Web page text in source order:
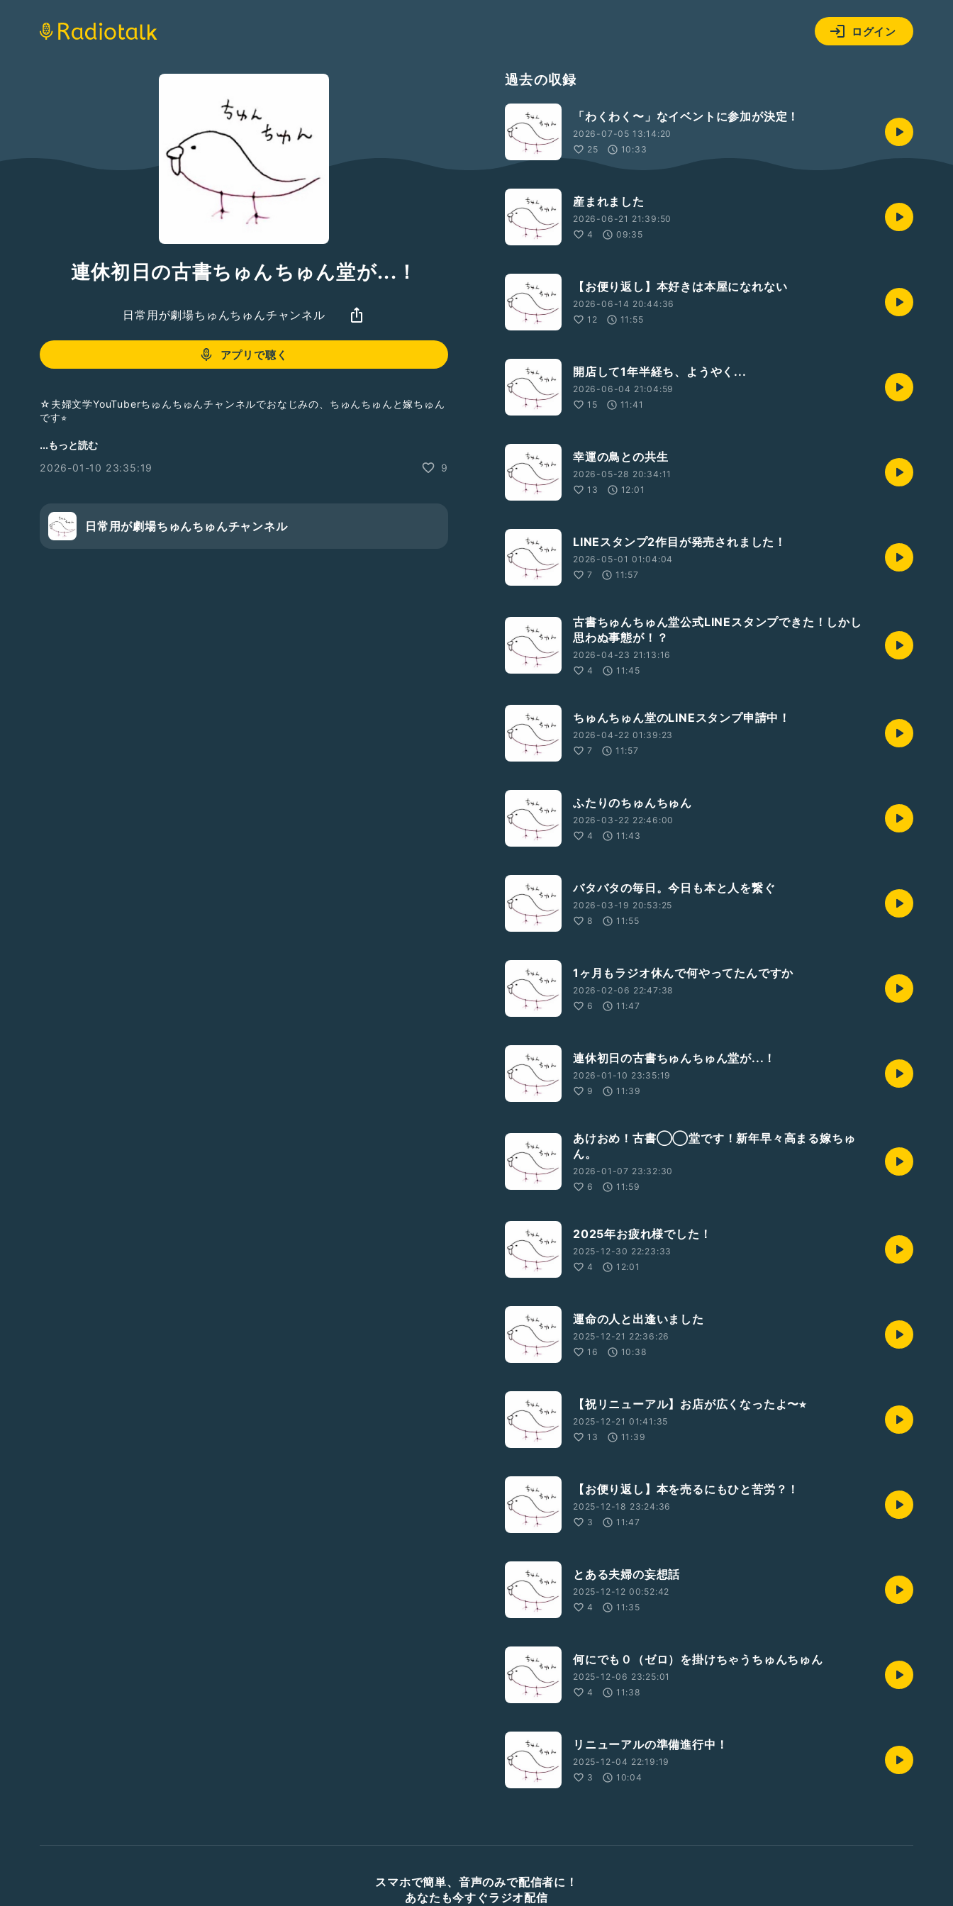
ログイン
連休初日の古書ちゅんちゅん堂が...！
日常用が劇場ちゅんちゅんチャンネル
アプリで聴く
☆夫婦文学YouTuberちゅんちゅんチャンネルでおなじみの、ちゅんちゅんと嫁ちゅん
です⭐︎
#古書ちゅんちゅん堂
#古書
#小説
#夫婦
#2人組
...もっと読む
2026-01-10 23:35:19
9
日常用が劇場ちゅんちゅんチャンネル
過去の収録
「わくわく〜」なイベントに参加が決定！
2026-07-05 13:14:20
25
10:33
産まれました
2026-06-21 21:39:50
4
09:35
【お便り返し】本好きは本屋になれない
2026-06-14 20:44:36
12
11:55
開店して1年半経ち、ようやく...
2026-06-04 21:04:59
15
11:41
幸運の鳥との共生
2026-05-28 20:34:11
13
12:01
LINEスタンプ2作目が発売されました！
2026-05-01 01:04:04
7
11:57
古書ちゅんちゅん堂公式LINEスタンプできた！しかし
思わぬ事態が！？
2026-04-23 21:13:16
4
11:45
ちゅんちゅん堂のLINEスタンプ申請中！
2026-04-22 01:39:23
7
11:57
ふたりのちゅんちゅん
2026-03-22 22:46:00
4
11:43
バタバタの毎日。今日も本と人を繋ぐ
2026-03-19 20:53:25
8
11:55
1ヶ月もラジオ休んで何やってたんですか
2026-02-06 22:47:38
6
11:47
連休初日の古書ちゅんちゅん堂が...！
2026-01-10 23:35:19
9
11:39
あけおめ！古書◯◯堂です！新年早々高まる嫁ちゅ
ん。
2026-01-07 23:32:30
6
11:59
2025年お疲れ様でした！
2025-12-30 22:23:33
4
12:01
運命の人と出逢いました
2025-12-21 22:36:26
16
10:38
【祝リニューアル】お店が広くなったよ〜⭐︎
2025-12-21 01:41:35
13
11:39
【お便り返し】本を売るにもひと苦労？！
2025-12-18 23:24:36
3
11:47
とある夫婦の妄想話
2025-12-12 00:52:42
4
11:35
何にでも０（ゼロ）を掛けちゃうちゅんちゅん
2025-12-06 23:25:01
4
11:38
リニューアルの準備進行中！
2025-12-04 22:19:19
3
10:04
スマホで簡単、音声のみで配信者に！
あなたも今すぐラジオ配信